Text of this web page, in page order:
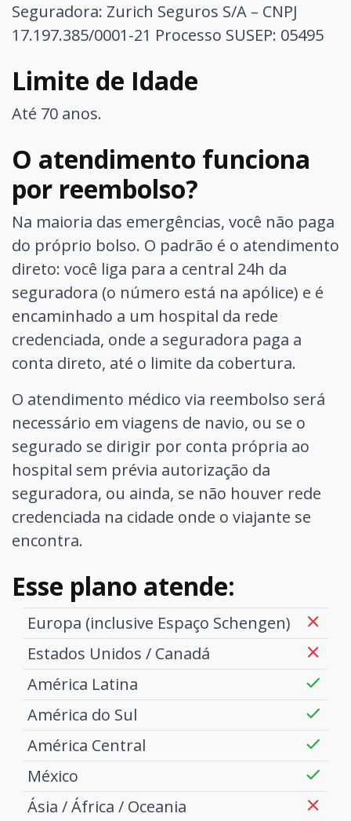
Seguradora: Zurich Seguros S/A – CNPJ
17.197.385/0001-21 Processo SUSEP: 05495
Limite de Idade
Até 70 anos.
O atendimento funciona
por reembolso?
Na maioria das emergências, você não paga
do próprio bolso. O padrão é o atendimento
direto: você liga para a central 24h da
seguradora (o número está na apólice) e é
encaminhado a um hospital da rede
credenciada, onde a seguradora paga a
conta direto, até o limite da cobertura.
O atendimento médico via reembolso será
necessário em viagens de navio, ou se o
segurado se dirigir por conta própria ao
hospital sem prévia autorização da
seguradora, ou ainda, se não houver rede
credenciada na cidade onde o viajante se
encontra.
Esse plano atende:
Europa (inclusive Espaço Schengen)
Estados Unidos / Canadá
América Latina
América do Sul
América Central
México
Ásia / África / Oceania